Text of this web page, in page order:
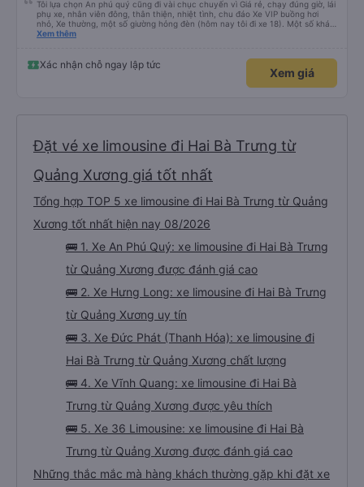
Tôi lựa chọn An phú quý cũng đi vài chục chuyến vì Giá rẻ, chạy đúng giờ, lái
phụ xe, nhân viên đông, thân thiện, nhiệt tình, chu đáo Xe VIP buồng hơi
nhỏ, Xe thường, một số giường hỏng đèn (hôm nay tôi đi xe 18). Một số khác
cửa gió điều hoà (cửa cuộn) nút kẹt, khá lạnh. Tuy nhiên, về lâu dài tôi vẫn
Xem thêm
Xác nhận chỗ ngay lập tức
Xem giá
Đặt vé xe limousine đi Hai Bà Trưng từ
Quảng Xương giá tốt nhất
Tổng hợp TOP 5 xe limousine đi Hai Bà Trưng từ Quảng
Xương tốt nhất hiện nay 08/2026
🚌 1. Xe An Phú Quý: xe limousine đi Hai Bà Trưng
từ Quảng Xương được đánh giá cao
🚌 2. Xe Hưng Long: xe limousine đi Hai Bà Trưng
từ Quảng Xương uy tín
🚌 3. Xe Đức Phát (Thanh Hóa): xe limousine đi
Hai Bà Trưng từ Quảng Xương chất lượng
🚌 4. Xe Vĩnh Quang: xe limousine đi Hai Bà
Trưng từ Quảng Xương được yêu thích
🚌 5. Xe 36 Limousine: xe limousine đi Hai Bà
Trưng từ Quảng Xương được đánh giá cao
Những thắc mắc mà hàng khách thường gặp khi đặt xe